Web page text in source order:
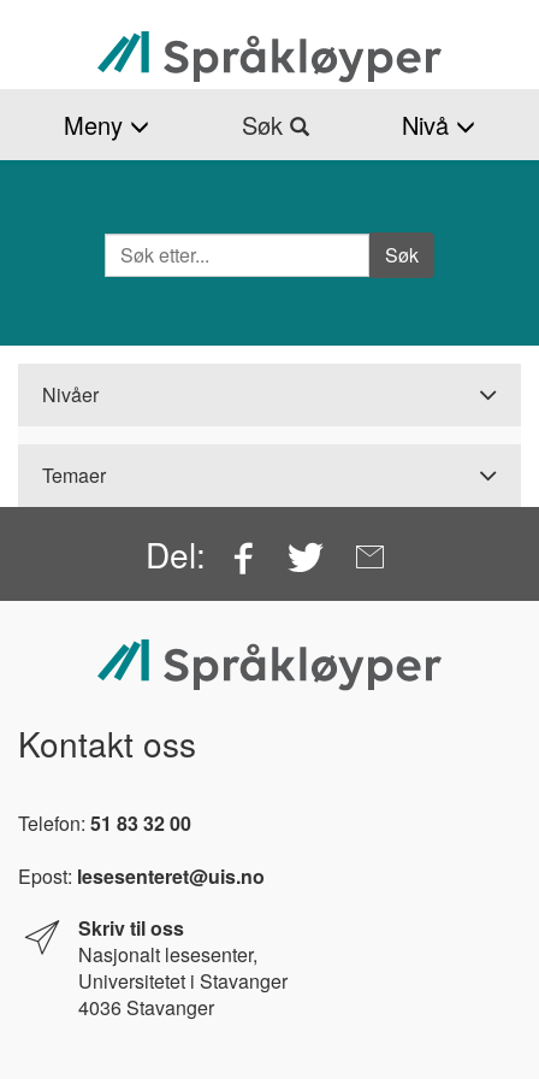
hovedinnhold
Meny Søk Nivå
Søk
Nivåer
Temaer
Del: Facebook
Twitter
Kontakt oss
Telefon: 51 83 32 00
Epost: lesesenteret@uis.no
Skriv til oss
Nasjonalt lesesenter,
Universitetet i Stavanger
4036 Stavanger